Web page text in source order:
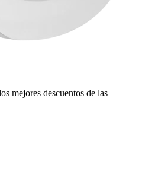
mejores descuentos de las